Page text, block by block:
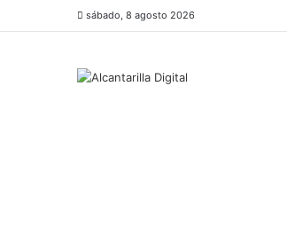
sábado, 8 agosto 2026